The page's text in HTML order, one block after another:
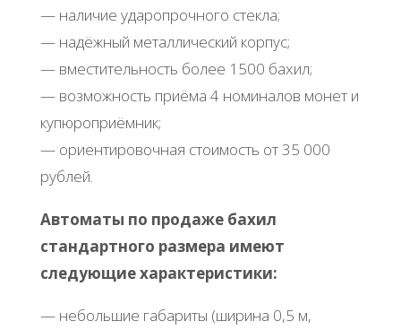
— наличие ударопрочного стекла;
— надёжный металлический корпус;
— вместительность более 1500 бахил;
— возможность приёма 4 номиналов монет и
купюроприёмник;
— ориентировочная стоимость от 35 000
рублей.
Автоматы по продаже бахил
стандартного размера имеют
следующие характеристики:
— небольшие габариты (ширина 0,5 м,